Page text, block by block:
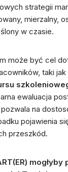
strategii
mierzalny,
w czasie.
może być cel
taki jak
ewaluacja
na
pojawienia
przeszkód.
mogłyby